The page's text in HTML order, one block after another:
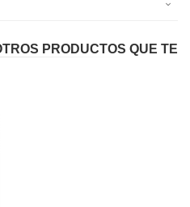
PRODUCTOS QUE TE